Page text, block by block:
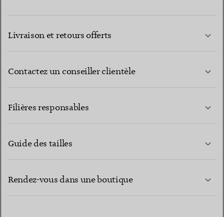
Livraison et retours offerts
Contactez un conseiller clientèle
Filières responsables
Guide des tailles
Rendez-vous dans une boutique